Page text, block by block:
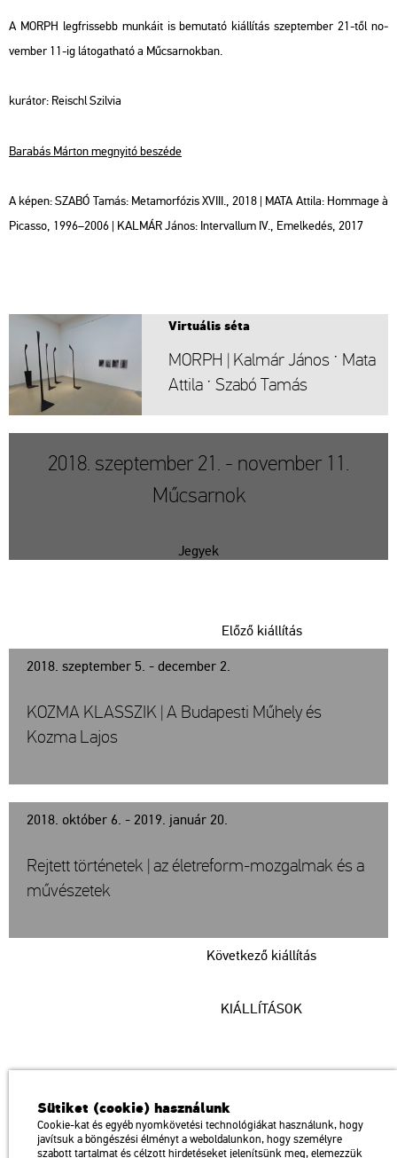
A MORPH leg­fris­sebb mun­ká­it is be­mu­ta­tó ki­ál­lí­tás szep­tem­ber 21-től no­
vem­ber 11-ig lá­to­gat­ha­tó a Mű­csar­nok­ban.
ku­rá­tor: Re­ischl Szil­via
Ba­ra­bás Már­ton meg­nyi­tó be­szé­de
A képen: SZABÓ Tamás: Me­ta­mor­fó­zis XVIII., 2018 | MATA At­ti­la: Hom­mage à
Pi­cas­so, 1996–2006 | KAL­MÁR János: In­ter­val­lum IV., Emel­ke­dés, 2017
Vir­tu­á­lis séta
MORPH | Kal­már János ˑ Mata
At­ti­la ˑ Szabó Tamás
2018. szeptember 21. - november 11.
Műcsarnok
Jegyek
2018. szeptember 5. - december 2.
Előző kiállítás
KOZMA KLASSZIK | A Budapesti Műhely és
Kozma Lajos
2018. október 6. - 2019. január 20.
Következő kiállítás
Rejtett történetek | az életreform-mozgalmak és a
művészetek
KIÁLLÍTÁSOK
a Magyar Művészeti Akadémia intézménye
1146 Budapest, Dózsa György út 37.
Sütiket (cookie) használunk
Cookie-kat és egyéb nyomkövetési technológiákat használunk, hogy
javítsuk a böngészési élményt a weboldalunkon, hogy személyre
szabott tartalmat és célzott hirdetéseket jelenítsünk meg, elemezzük